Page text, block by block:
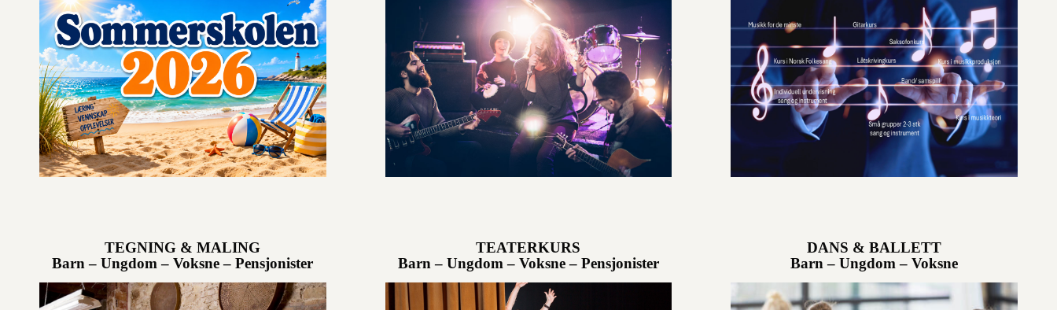
TEGNING & MALING
Barn – Ungdom – Voksne – Pensjonister
TEATERKURS
Barn – Ungdom – Voksne – Pensjonister
DANS & BALLETT
Barn – Ungdom – Voksne